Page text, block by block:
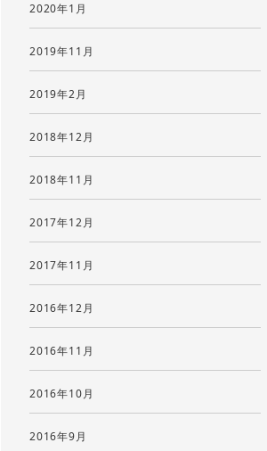
2020年1月
2019年11月
2019年2月
2018年12月
2018年11月
2017年12月
2017年11月
2016年12月
2016年11月
2016年10月
2016年9月